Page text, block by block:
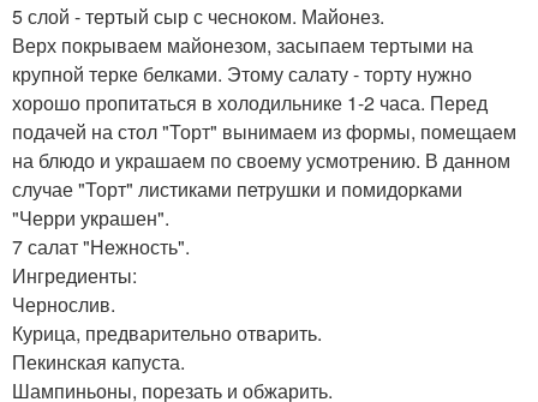
5 слой - тертый сыр с чесноком. Майонез.
Верх покрываем майонезом, засыпаем тертыми на
крупной терке белками. Этому салату - торту нужно
хорошо пропитаться в холодильнике 1-2 часа. Перед
подачей на стол "Торт" вынимаем из формы, помещаем
на блюдо и украшаем по своему усмотрению. В данном
случае "Торт" листиками петрушки и помидорками
"Черри украшен".
7 салат "Нежность".
Ингредиенты:
Чернослив.
Курица, предварительно отварить.
Пекинская капуста.
Шампиньоны, порезать и обжарить.